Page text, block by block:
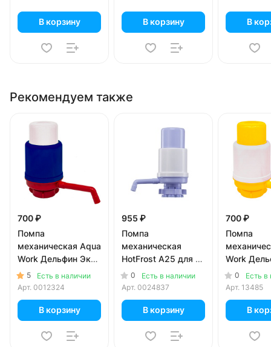
В корзину В корзину В
Рекомендуем также
700 ₽
Помпа
механическая Aqua
Work Дельфин Эко,
триколор
5
Есть в наличии
Арт. 0012324
В корзину
955 ₽
Помпа
механическая
HotFrost A25 для 19
л бутылей
0
Есть в наличии
Арт. 0024837
В корзину
700 ₽
Помпа
Work
желтая
0
Есть в
Арт. 13485
В